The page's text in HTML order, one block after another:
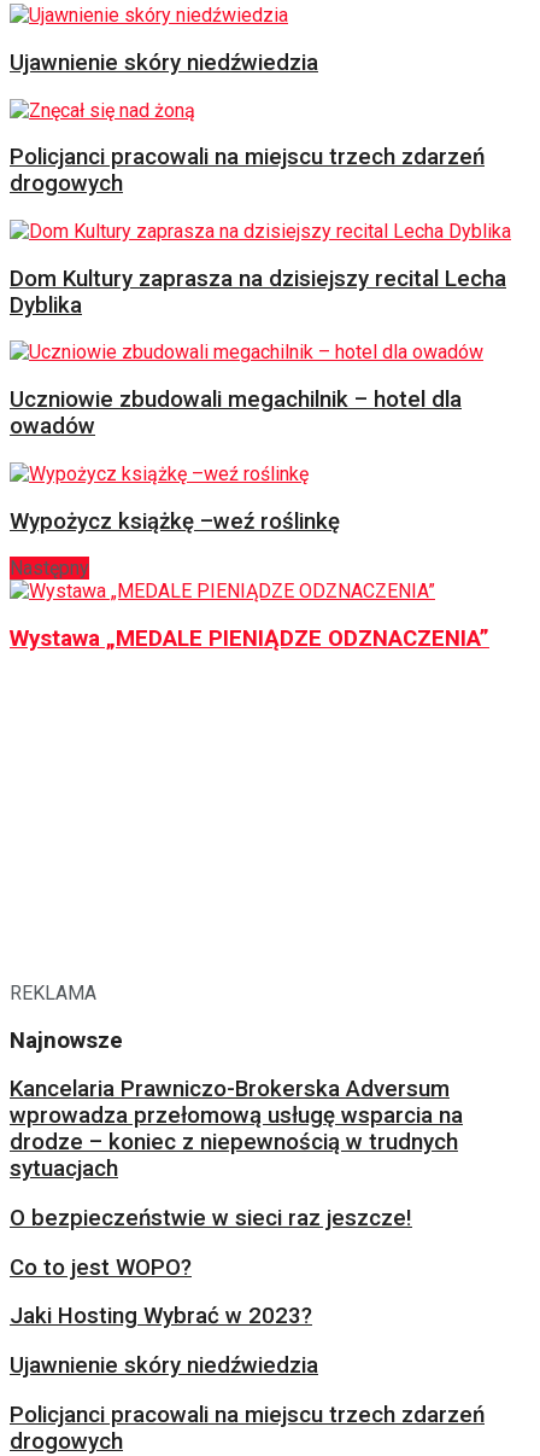
Ujawnienie skóry niedźwiedzia
Policjanci pracowali na miejscu trzech zdarzeń
drogowych
Dom Kultury zaprasza na dzisiejszy recital Lecha
Dyblika
Uczniowie zbudowali megachilnik – hotel dla
owadów
Wypożycz książkę –weź roślinkę
Następny
Wystawa „MEDALE PIENIĄDZE ODZNACZENIA”
REKLAMA
Najnowsze
Kancelaria Prawniczo-Brokerska Adversum
wprowadza przełomową usługę wsparcia na
drodze – koniec z niepewnością w trudnych
sytuacjach
O bezpieczeństwie w sieci raz jeszcze!
Co to jest WOPO?
Jaki Hosting Wybrać w 2023?
Ujawnienie skóry niedźwiedzia
Policjanci pracowali na miejscu trzech zdarzeń
drogowych